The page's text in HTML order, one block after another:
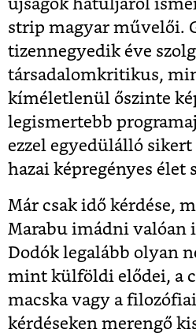
újságok hátuljáról
strip magyar művelői.
tizennegyedik éve
társadalomkritikus,
kíméletlenül őszinte
legismertebb
ezzel egyedülálló
hazai képregényes élet
Már csak idő kérdése,
Marabu imádni valóan
Dodók legalább olyan
mint külföldi elődei, a
macska vagy a
kérdéseken merengő